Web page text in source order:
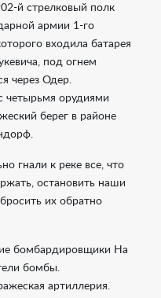
й стрелковый полк
армии 1-го
входила батарея
под огнем
через Одер.
четырьмя орудиями
берег в районе
гнали к реке все, что
остановить наши
их обратно
бомбардировщики На
бомбы.
артиллерия.